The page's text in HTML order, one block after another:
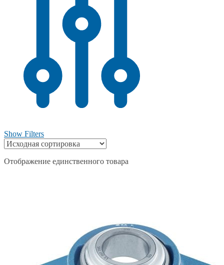
Show Filters
Отображение единственного товара